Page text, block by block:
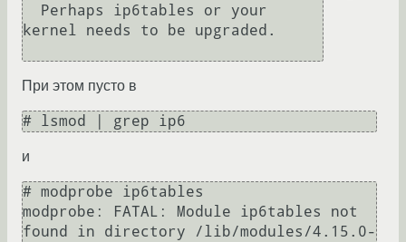
kernel needs to be upgraded.
При этом пусто в
и
# modprobe ip6tables
modprobe: FATAL: Module ip6tables not
found in directory /lib/modules/4.15.0-